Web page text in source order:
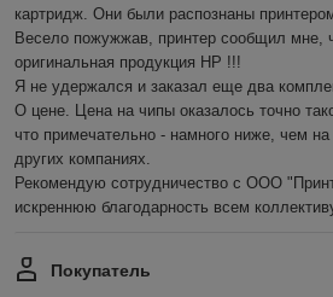
картридж. Они были распознаны
Весело пожужжав, принтер сообщил мне,
оригинальная продукция HP !!!
Я не удержался и заказал еще два
О цене. Цена на чипы оказалось точно
что примечательно - намного ниже, чем
других компаниях.
Рекомендую сотрудничество с ООО
искреннюю благодарность всем
Покупатель